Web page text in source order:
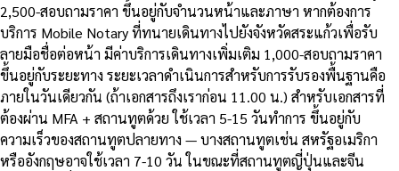
2,500-สอบถามราคา ขึ้นอยู่กับจำนวนหน้าและภาษา หากต้องการ
บริการ Mobile Notary ที่ทนายเดินทางไปยังจังหวัดสระแก้วเพื่อรับ
ลายมือชื่อต่อหน้า มีค่าบริการเดินทางเพิ่มเติม 1,000-สอบถามราคา
ขึ้นอยู่กับระยะทาง ระยะเวลาดำเนินการสำหรับการรับรองพื้นฐานคือ
ภายในวันเดียวกัน (ถ้าเอกสารถึงเราก่อน 11.00 น.) สำหรับเอกสารที่
ต้องผ่าน MFA + สถานทูตด้วย ใช้เวลา 5-15 วันทำการ ขึ้นอยู่กับ
ความเร็วของสถานทูตปลายทาง — บางสถานทูตเช่น สหรัฐอเมริกา
หรืออังกฤษอาจใช้เวลา 7-10 วัน ในขณะที่สถานทูตญี่ปุ่นและจีน